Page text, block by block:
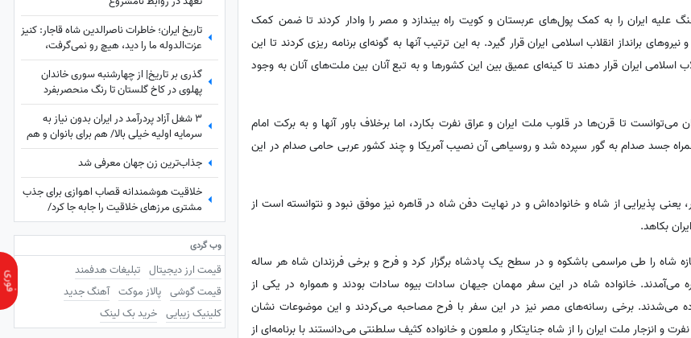
علیه ایران را به کمک پول‌های عربستان و کویت راه بیندازد و مصر را وادار کردند تا ضمن کمک
برانداز انقلاب اسلامی ایران قرار گیرد. به این ترتیب آنها به گونه‌ای برنامه ریزی کردند تا این
اسلامی ایران قرار دهند تا کینه‌ای عمیق بین این کشورها و به تبع آنان بین ملت‌های آنان به وجود
تا قرن‌ها در قلوب ملت ایران و عراق نفرت بکارد، اما برخلاف باور آنها و به برکت امام
جسد صدام به گور سپرده شد و روسیاهی آن نصیب آمریکا و چند کشور عربی حامی صدام در این
پذیرایی از شاه و خانواده‌اش و در نهایت دفن شاه در قاهره نیز موفق نبود و نتوانسته است از
بکاهد.
شاه را طی مراسمی باشکوه و در سطح یک پادشاه برگزار کرد و فرح و برخی فرزندان شاه هر ساله
می‌آمدند. خانواده شاه در این سفر مهمان جیهان سادات بیوه سادات بودند و همواره در یکی از
می‌شدند. برخی رسانه‌های مصر نیز در این سفر با فرح مصاحبه می‌کردند و این موضوعات نشان
انزجار ملت ایران را از شاه جنایتکار و ملعون و خانواده کثیف سلطنتی می‌دانستند با برنامه‌ای از
تاریخ ایران؛ خاطرات ناصرالدین شاه قاجار: کنیز
عزت‌الدوله ما را دید، هیچ رو نمی‌گرفت،
بسیار خجالت کشیدیم و...
گذری بر تاریخ| از چهارشنبه سوری خاندان
پهلوی در کاخ گلستان تا رنگ منحصربفرد
شورولت کوروت 1979 در محله در گیشا، 60
سال پیش
3 شغل آزاد پردرآمد در ایران بدون نیاز به
سرمایه اولیه خیلی بالا/ هم برای بانوان و هم
آقایون
جذاب‌ترین زن جهان معرفی شد
خلاقیت هوشمندانه قصاب اهوازی برای جذب
مشتری مرزهای خلاقیت را جابه جا کرد/
مغزشو باید طلا گرفت +عکس
وب گردی
قیمت ارز دیجیتال تبلیغات هدفمند
قیمت گوشی پالاز موکت آهنگ جدید
کلینیک زیبایی خرید بک لینک